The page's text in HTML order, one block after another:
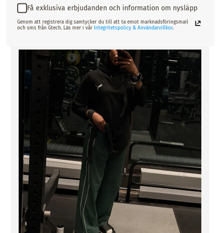
Ninni R.
15/03/26
Få exklusiva erbjudanden och information om nysläpp
Genom att registrera dig samtycker du till att ta emot marknadsföringsmail
och sms från Gtech. Läs mer i vår Integritetspolicy & Användarvillkor.